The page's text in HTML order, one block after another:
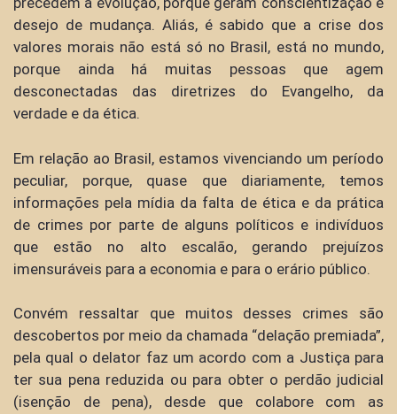
desejo de mudança. Aliás, é sabido que a crise dos
valores morais não está só no Brasil, está no mundo,
porque ainda há muitas pessoas que agem
desconectadas das diretrizes do Evangelho, da
verdade e da ética.
Em relação ao Brasil, estamos vivenciando um período
peculiar, porque, quase que diariamente, temos
informações pela mídia da falta de ética e da prática
de crimes por parte de alguns políticos e indivíduos
que estão no alto escalão, gerando prejuízos
imensuráveis para a economia e para o erário público.
Convém ressaltar que muitos desses crimes são
descobertos por meio da chamada “delação premiada”,
pela qual o delator faz um acordo com a Justiça para
ter sua pena reduzida ou para obter o perdão judicial
(isenção de pena), desde que colabore com as